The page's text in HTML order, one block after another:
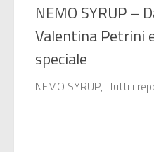
NEMO SYRUP
Valentina Petrini
speciale
NEMO SYRUP, Tutti i